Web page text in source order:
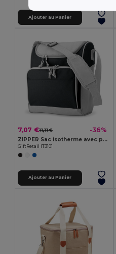
Ajouter au Panier
7,07 €11,11 € -36%
ZIPPER Sac isotherme avec poche
GiftRetail IT3101
Ajouter au Panier